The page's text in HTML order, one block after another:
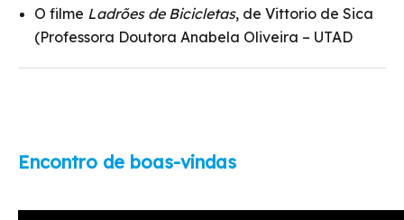
O filme Ladrões de Bicicletas, de Vittorio de Sica
(Professora Doutora Anabela Oliveira – UTAD
Encontro de boas-vindas